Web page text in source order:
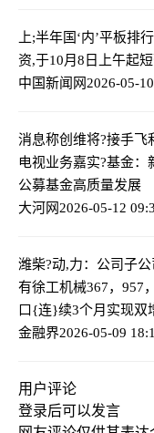
上;半年国‘内’平板排
资,于10月8日上午起
中国新闻网2026-05-
消息称创维将?接手
电视业务嘉实?基金：
公募基金高质量发展
大河网2026-05-12
潍柴?动,力：公司子
有徐工机械367，957
口{连}续3个月实现双
金融界2026-05-09
用户评论
登录后可以发言